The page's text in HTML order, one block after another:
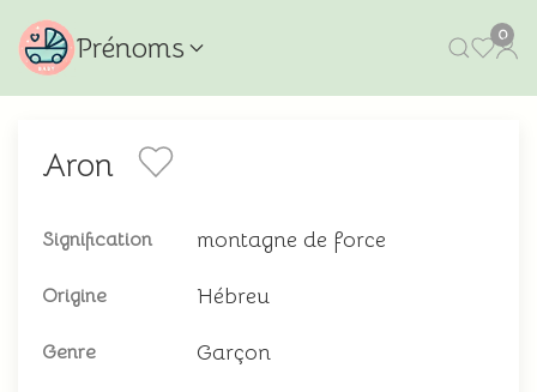
Prénoms 0
Aron
Signification montagne de force
Origine Hébreu
Genre Garçon